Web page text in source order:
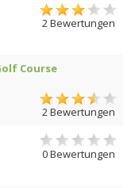
2 Bewertungen
Course
2 Bewertungen
0 Bewertungen